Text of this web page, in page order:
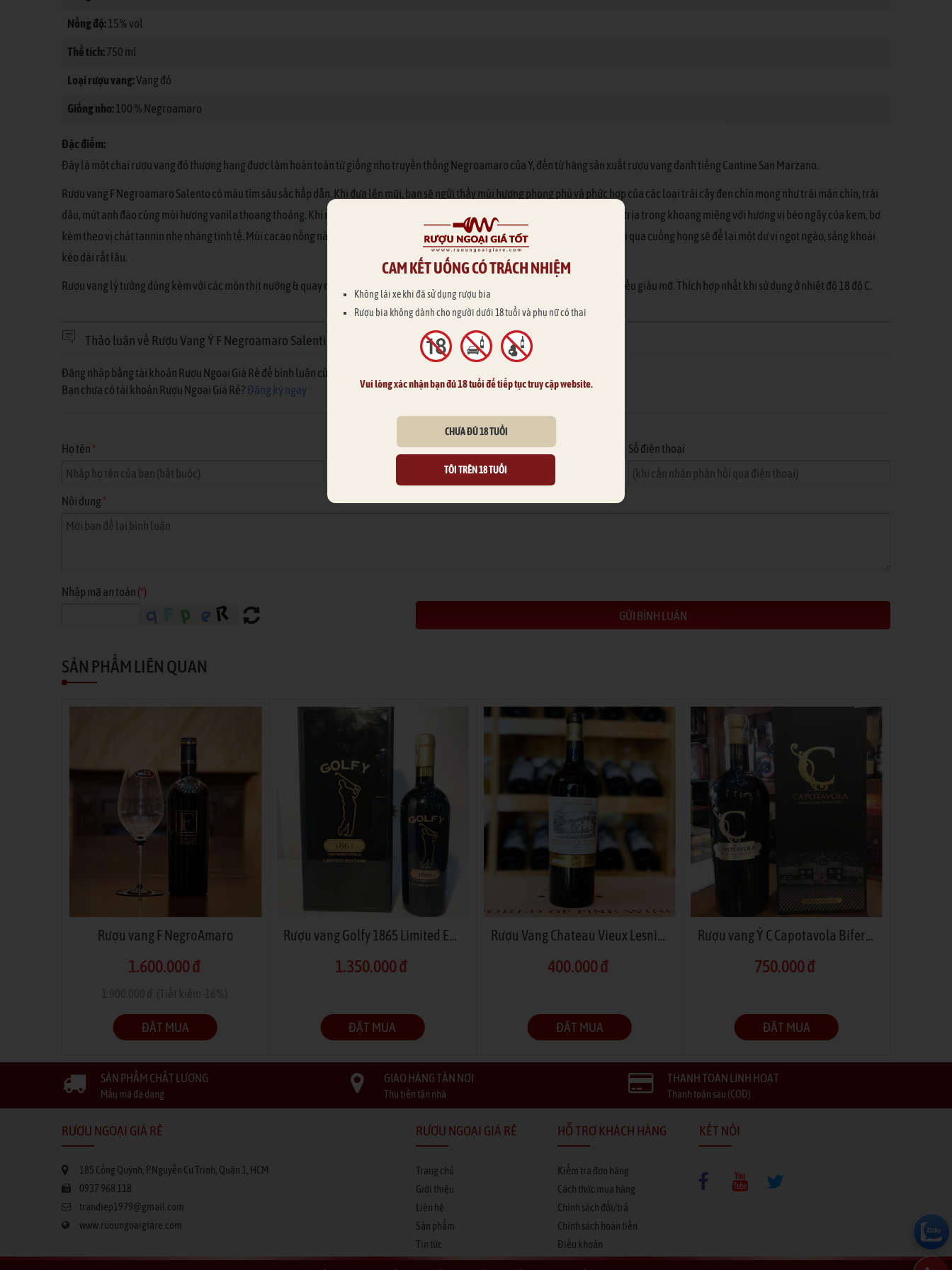
Nồng độ:15% vol
Thể tích:750 ml
Loại rượu vang:Vang đỏ
Giống nho:100 % Negroamaro
Đặc điểm:
Đây là một chai rượu vang đỏ thượng hạng được làm hoàn toàn từ giống nho truyền thống Negroamaro của Ý, đến từ hãng sản xuất rượu vang danh tiếng Cantine San Marzano.
Rượu vang F Negroamaro Salento có màu tím sâu sắc hấp dẫn. Khi đưa lên mũi, bạn sẽ ngửi thấy mùi hương phong phú và phức hợp của các loại trái cây đen chín mọng như trái mận chín, trái
dâu, mứt anh đào cùng mùi hương vanila thoang thoảng. Khi nhấp trong miệng bạn có thể cảm nhận được cấu trúc căng tròn, tròn trịa trong khoang miệng với hương vị béo ngậy của kem, bơ
kèm theo vị chát tannin nhẹ nhàng tinh tế. Mùi cacao nồng nàn và mùi gỗ tuyết tùng hấp dẫn lan toả khắp khoang miệng. Sau khi đi qua cuống họng sẽ để lại một dư vị ngọt ngào, sảng khoái
kéo dài rất lâu.
Rượu vang lý tưởng dùng kèm với các món thịt nướng & quay như thịt heo quay, bò beef steak, sườn nướng BBQ,… và các món ăn nhiều giàu mỡ. Thích hợp nhất khi sử dụng ở nhiệt độ 18 độ C.
Thảo luận về Rượu Vang Ý F Negroamaro Salentino chữ F
Đăng nhập bằng tài khoản Rượu Ngoại Giá Rẻ để bình luận của bạn được duyệt & trả lời nhanh hơn
Bạn chưa có tài khoản Rượu Ngoại Giá Rẻ?Đăng ký ngay
Họ tên * Số điện thoại
Nội dung *
Nhập mã an toàn (*)
SẢN PHẨM LIÊN QUAN
Rượu vang F NegroAmaro
1.600.000 đ
ĐẶT MUA
Rượu vang Golfy 1865 Limited Edition
1.350.000 đ
ĐẶT MUA
Rượu Vang Chateau Vieux Lesnier 2019
400.000 đ
ĐẶT MUA
Rượu vang Ý C Capotavola Biferno Rosso Riserva
750.000 đ
ĐẶT MUA
SẢN PHẨM CHẤT LƯỢNG
Mẫu mã đa dạng
GIAO HÀNG TẬN NƠI
Thu tiền tận nhà
THANH TOÁN LINH HOẠT
Thanh toán sau (COD)
RƯỢU NGOẠI GIÁ RẺ
185 Cống Quỳnh, P.Nguyễn Cư Trinh, Quận 1, HCM
0937 968 118
trandiep1979@gmail.com
www.ruoungoaigiare.com
RƯỢU NGOẠI GIÁ RẺ
Trang chủ
Giới thiệu
Liên hệ
Sản phẩm
Tin tức
HỖ TRỢ KHÁCH HÀNG
Kiểm tra đơn hàng
Cách thức mua hàng
Chính sách đổi/trả
Chính sách hoàn tiền
Điều khoản
KẾT NỐI
CAM KẾT UỐNG CÓ TRÁCH NHIỆM
Không lái xe khi đã sử dụng rượu bia
Rượu bia không dành cho người dưới 18 tuổi và phụ nữ có thai
Vui lòng xác nhận bạn đủ 18 tuổi để tiếp tục truy cập website.
CHƯA ĐỦ 18 TUỔI
TÔI TRÊN 18 TUỔI